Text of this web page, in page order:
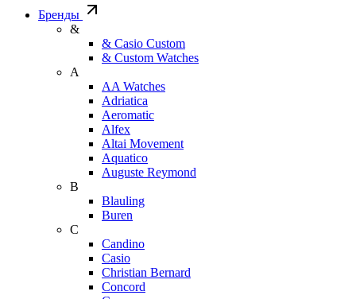
Бренды
&
& Casio Custom
& Custom Watches
A
AA Watches
Adriatica
Aeromatic
Alfex
Altai Movement
Aquatico
Auguste Reymond
B
Blauling
Buren
C
Candino
Casio
Christian Bernard
Concord